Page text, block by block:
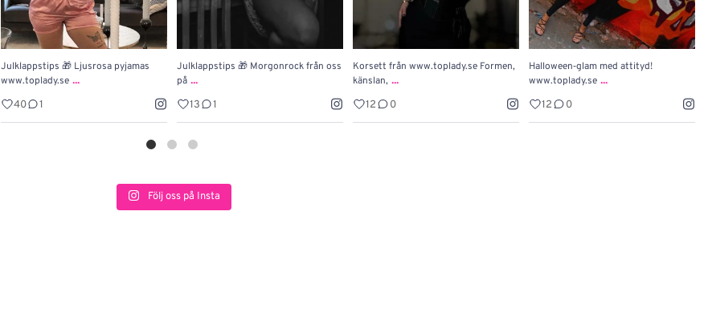
Julklappstips 🎁 Ljusrosa pyjamas
www.toplady.se ...
40 1
Julklappstips 🎁 Morgonrock från oss
på ...
13 1
Korsett från www.toplady.se Formen,
känslan, ...
12 0
Halloween‑glam med attityd!
www.toplady.se ...
12 0
Följ oss på Insta